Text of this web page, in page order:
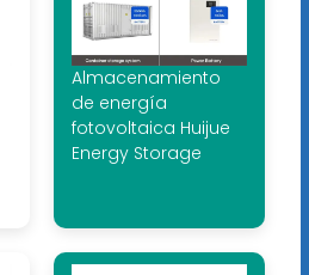
Almacenamiento
de energía
fotovoltaica Huijue
Energy Storage